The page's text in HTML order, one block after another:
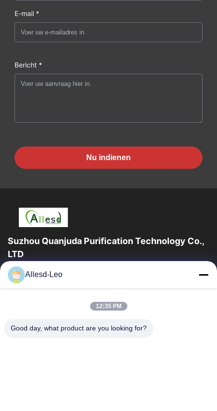
E-mail *
Bericht *
Nu indienen
Suzhou Quanjuda Purification Technology Co.,
LTD
16years ervaring, als belangrijke fabrikant en exporteur van
ESD & Cleanroom producten, bieden wij een volledige lijn van
Huis
Producten
Allesd-Leo
12:35 PM
Good day, what product are you looking for?